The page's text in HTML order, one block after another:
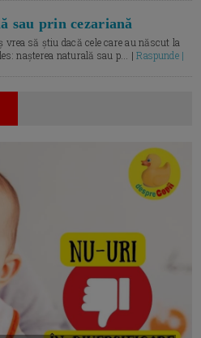
sau prin cezariană
vrea să știu dacă cele care au născut la
nașterea naturală sau p... |Raspunde |